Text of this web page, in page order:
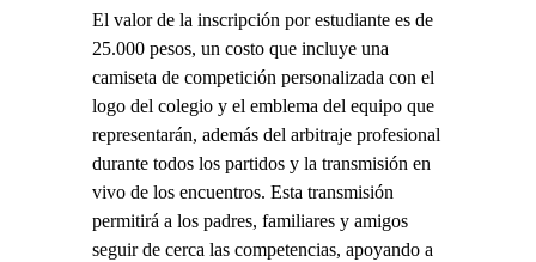
El valor de la inscripción por estudiante es de
25.000 pesos, un costo que incluye una
camiseta de competición personalizada con el
logo del colegio y el emblema del equipo que
representarán, además del arbitraje profesional
durante todos los partidos y la transmisión en
vivo de los encuentros. Esta transmisión
permitirá a los padres, familiares y amigos
seguir de cerca las competencias, apoyando a